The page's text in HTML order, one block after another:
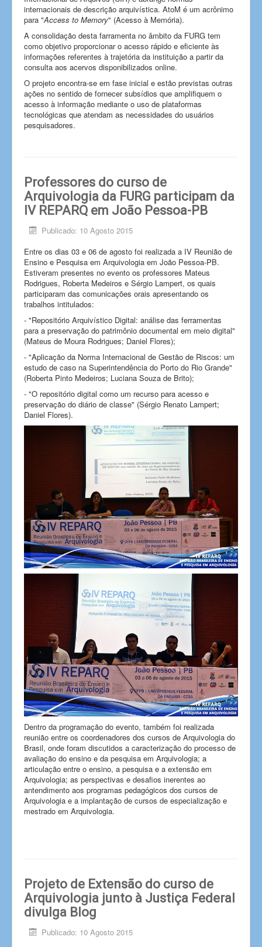
internacionais de descrição arquivística. AtoM é um acrônimo
para "Access to Memory" (Acesso à Memória).
A consolidação desta farramenta no âmbito da FURG tem
como objetivo proporcionar o acesso rápido e eficiente às
informações referentes à trajetória da instituição a partir da
consulta aos acervos disponibilizados online.
O projeto encontra-se em fase inicial e estão previstas outras
ações no sentido de fornecer subsídios que amplifiquem o
acesso à informação mediante o uso de plataformas
tecnológicas que atendam as necessidades do usuários
pesquisadores.
Professores do curso de
Arquivologia da FURG participam da
IV REPARQ em João Pessoa-PB
Publicado: 10 Agosto 2015
Entre os dias 03 e 06 de agosto foi realizada a IV Reunião de
Ensino e Pesquisa em Arquivologia em João Pessoa-PB.
Estiveram presentes no evento os professores Mateus
Rodrigues, Roberta Medeiros e Sérgio Lampert, os quais
participaram das comunicações orais apresentando os
trabalhos intitulados:
- "Repositório Arquivístico Digital: análise das ferramentas
para a preservação do patrimônio documental em meio digital"
(Mateus de Moura Rodrigues; Daniel Flores);
- "Aplicação da Norma Internacional de Gestão de Riscos: um
estudo de caso na Superintendência do Porto do Rio Grande"
(Roberta Pinto Medeiros; Luciana Souza de Brito);
- "O repositório digital como um recurso para acesso e
preservação do diário de classe" (Sérgio Renato Lampert;
Daniel Flores).
Dentro da programação do evento, também foi realizada
reunião entre os coordenadores dos cursos de Arquivologia do
Brasil, onde foram discutidos a caracterização do processo de
avaliação do ensino e da pesquisa em Arquivologia; a
articulação entre o ensino, a pesquisa e a extensão em
Arquivologia; as perspectivas e desafios inerentes ao
antendimento aos programas pedagógicos dos cursos de
Arquivologia e a implantação de cursos de especialização e
mestrado em Arquivologia.
Projeto de Extensão do curso de
Arquivologia junto à Justiça Federal
divulga Blog
Publicado: 10 Agosto 2015